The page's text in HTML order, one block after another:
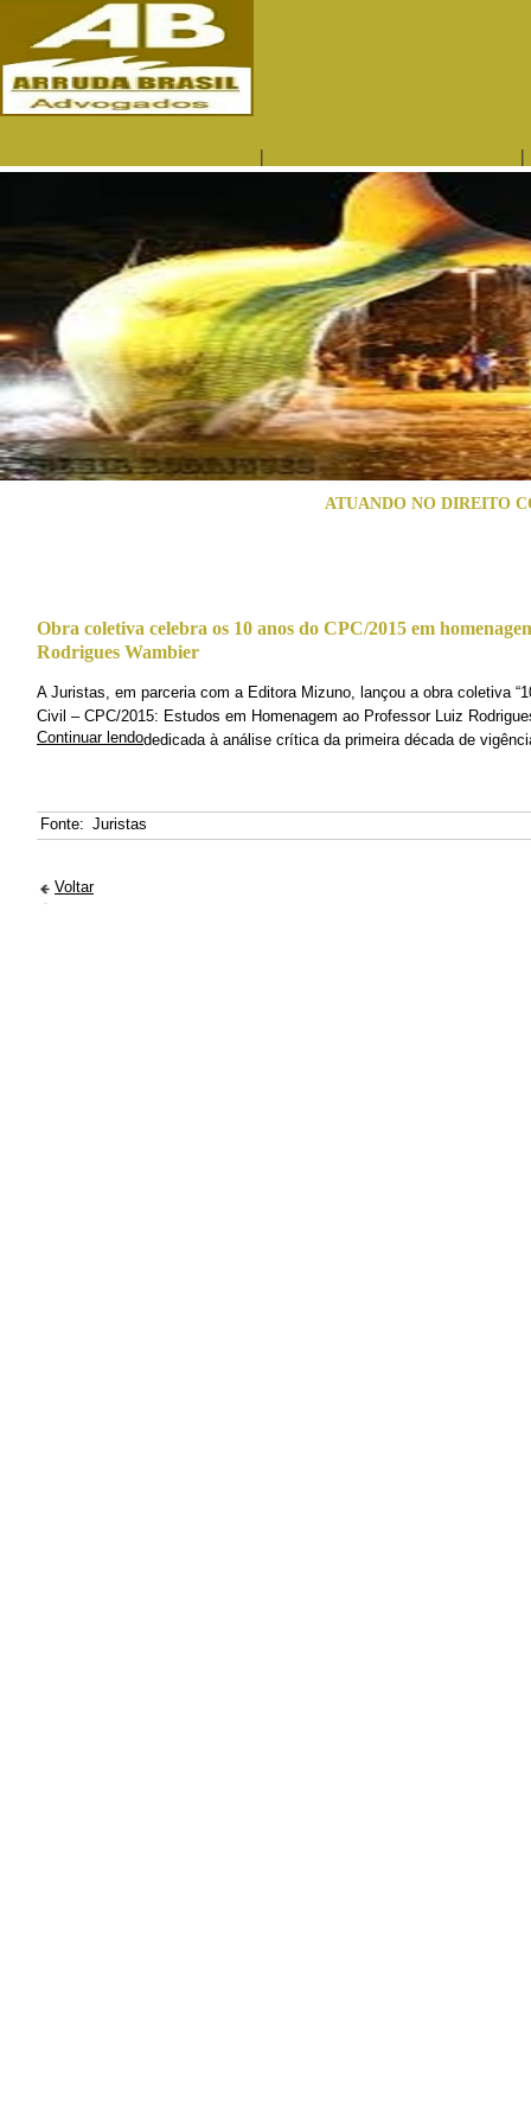
| |
ATUANDO NO DIREITO
Obra coletiva celebra os 10 anos do CPC/2015 em
Rodrigues Wambier
A Juristas, em parceria com a Editora Mizuno, lançou a obra coletiva
Civil – CPC/2015: Estudos em Homenagem ao Professor Luiz
dedicada à análise crítica da primeira década de
Continuar lendo
Fonte: Juristas
Voltar